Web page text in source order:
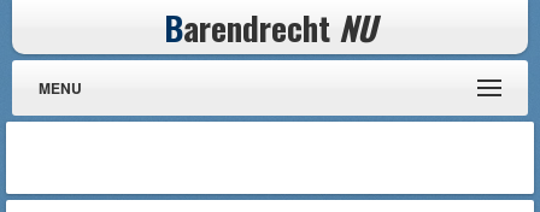
Barendrecht NU
MENU